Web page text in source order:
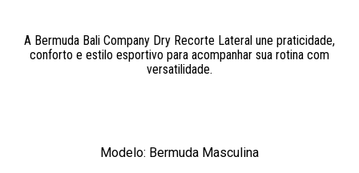
A Bermuda Bali Company Dry Recorte Lateral une praticidade,
conforto e estilo esportivo para acompanhar sua rotina com
versatilidade.
Modelo: Bermuda Masculina